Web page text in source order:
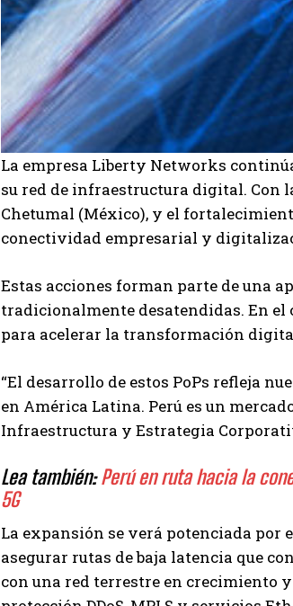
La empresa Liberty Networks
su red de infraestructura digital. Con
Chetumal (México), y el
conectividad empresarial y
Estas acciones forman parte de una
tradicionalmente desatendidas. En el
para acelerar la transformación
“El desarrollo de estos PoPs refleja
en América Latina. Perú es un
Infraestructura y Estrategia
Lea también:Perú en ruta hacia la
5G
La expansión se verá potenciada por
asegurar rutas de baja latencia que
con una red terrestre en crecimiento